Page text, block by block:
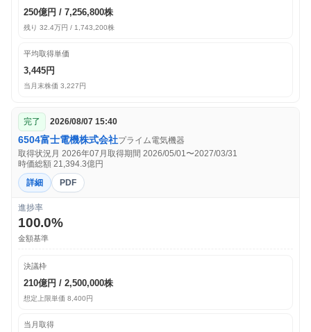
250億円 / 7,256,800株
残り 32.4万円 / 1,743,200株
平均取得単価
3,445円
当月末株価 3,227円
完了 2026/08/07 15:40
6504富士電機株式会社プライム電気機器
取得状況月 2026年07月取得期間 2026/05/01〜2027/03/31
時価総額 21,394.3億円
詳細
PDF
進捗率
100.0%
金額基準
決議枠
210億円 / 2,500,000株
想定上限単価 8,400円
当月取得